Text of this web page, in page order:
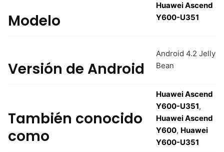
Modelo
Huawei Ascend
Y600-U351
Versión de Android
Android 4.2 Jelly
Bean
También conocido
como
Huawei Ascend
Y600-U351,
Huawei Ascend
Y600, Huawei
Y600-U351